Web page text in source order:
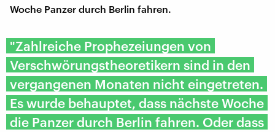
Woche Panzer durch Berlin fahren.
"Zahlreiche Prophezeiungen von
Verschwörungstheoretikern sind in den
vergangenen Monaten nicht eingetreten.
Es wurde behauptet, dass nächste Woche
die Panzer durch Berlin fahren. Oder dass